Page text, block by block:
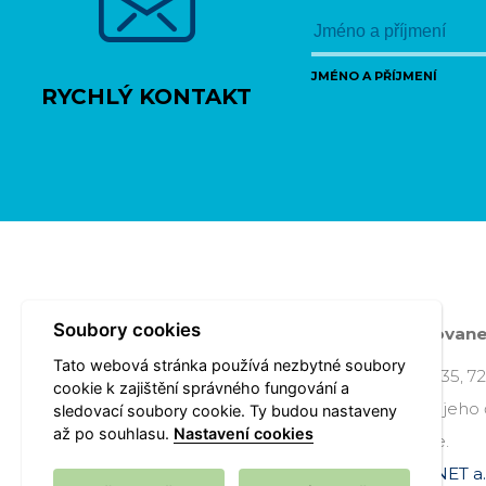
RYCHLÝ KONTAKT
JMÉNO A PŘÍJMENÍ
Poslední změna: Pondělí 20.06.2011 09:09 -
Úřad městského obvodu Petřkovice, Hlučínská 135,
Všechna práva vyhrazena - použití obsahu nebo
souhlasem Úřadu městského obvodu Petřkovice.
Webové stránky jsou ve správě společnostiOVANET
Soubory cookies
Tato webová stránka používá nezbytné soubory
cookie k zajištění správného fungování a
sledovací soubory cookie. Ty budou nastaveny
až po souhlasu. Nastavení cookies